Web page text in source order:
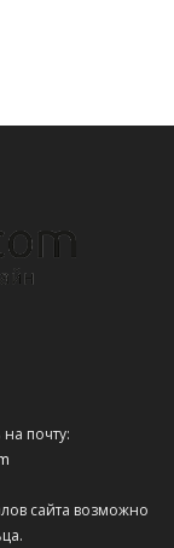
почту:
сайта возможно